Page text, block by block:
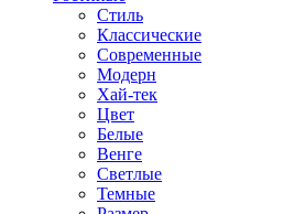
Стиль
Классические
Современные
Модерн
Хай-тек
Цвет
Белые
Венге
Светлые
Темные